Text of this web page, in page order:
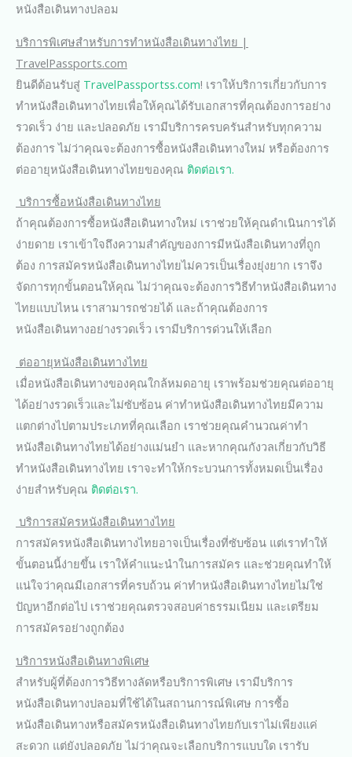
หนังสือเดินทางปลอม
บริการพิเศษสำหรับการทำหนังสือเดินทางไทย |
TravelPassports.com
ยินดีต้อนรับสู่ TravelPassportss.com! เราให้บริการเกี่ยวกับการ
ทำหนังสือเดินทางไทยเพื่อให้คุณได้รับเอกสารที่คุณต้องการอย่าง
รวดเร็ว ง่าย และปลอดภัย เรามีบริการครบครันสำหรับทุกความ
ต้องการ ไม่ว่าคุณจะต้องการซื้อหนังสือเดินทางใหม่ หรือต้องการ
ต่ออายุหนังสือเดินทางไทยของคุณ ติดต่อเรา.
บริการซื้อหนังสือเดินทางไทย
ถ้าคุณต้องการซื้อหนังสือเดินทางใหม่ เราช่วยให้คุณดำเนินการได้
ง่ายดาย เราเข้าใจถึงความสำคัญของการมีหนังสือเดินทางที่ถูก
ต้อง การสมัครหนังสือเดินทางไทยไม่ควรเป็นเรื่องยุ่งยาก เราจึง
จัดการทุกขั้นตอนให้คุณ ไม่ว่าคุณจะต้องการวิธีทำหนังสือเดินทาง
ไทยแบบไหน เราสามารถช่วยได้ และถ้าคุณต้องการ
หนังสือเดินทางอย่างรวดเร็ว เรามีบริการด่วนให้เลือก
ต่ออายุหนังสือเดินทางไทย
เมื่อหนังสือเดินทางของคุณใกล้หมดอายุ เราพร้อมช่วยคุณต่ออายุ
ได้อย่างรวดเร็วและไม่ซับซ้อน ค่าทำหนังสือเดินทางไทยมีความ
แตกต่างไปตามประเภทที่คุณเลือก เราช่วยคุณคำนวณค่าทำ
หนังสือเดินทางไทยได้อย่างแม่นยำ และหากคุณกังวลเกี่ยวกับวิธี
ทำหนังสือเดินทางไทย เราจะทำให้กระบวนการทั้งหมดเป็นเรื่อง
ง่ายสำหรับคุณ ติดต่อเรา.
บริการสมัครหนังสือเดินทางไทย
การสมัครหนังสือเดินทางไทยอาจเป็นเรื่องที่ซับซ้อน แต่เราทำให้
ขั้นตอนนี้ง่ายขึ้น เราให้คำแนะนำในการสมัคร และช่วยคุณทำให้
แน่ใจว่าคุณมีเอกสารที่ครบถ้วน ค่าทำหนังสือเดินทางไทยไม่ใช่
ปัญหาอีกต่อไป เราช่วยคุณตรวจสอบค่าธรรมเนียม และเตรียม
การสมัครอย่างถูกต้อง
บริการหนังสือเดินทางพิเศษ
สำหรับผู้ที่ต้องการวิธีทางลัดหรือบริการพิเศษ เรามีบริการ
หนังสือเดินทางปลอมที่ใช้ได้ในสถานการณ์พิเศษ การซื้อ
หนังสือเดินทางหรือสมัครหนังสือเดินทางไทยกับเราไม่เพียงแค่
สะดวก แต่ยังปลอดภัย ไม่ว่าคุณจะเลือกบริการแบบใด เรารับ